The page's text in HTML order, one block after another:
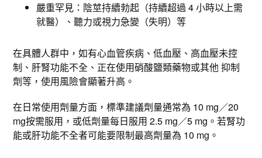
嚴重罕見：陰莖持續勃起（持續超過 4 小時以上需
就醫）、聽力或視力急變（失明）等
在具體人群中，如有心血管疾病、低血壓、高血壓未控
制、肝腎功能不全、正在使用硝酸鹽類藥物或其他 抑制
劑等，使用風險會顯著升高。​
在日常使用劑量方面，標準建議劑量通常為 10 mg／20
mg按需服用，或低劑量每日服用 2.5 mg／5 mg。若腎功
能或肝功能不全者可能要限制最高劑量為 10 mg。​